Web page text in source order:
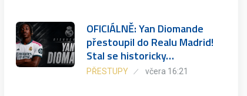
OFICIÁLNĚ: Yan Diomande
přestoupil do Realu Madrid!
Stal se historicky…
PŘESTUPY včera 16:21